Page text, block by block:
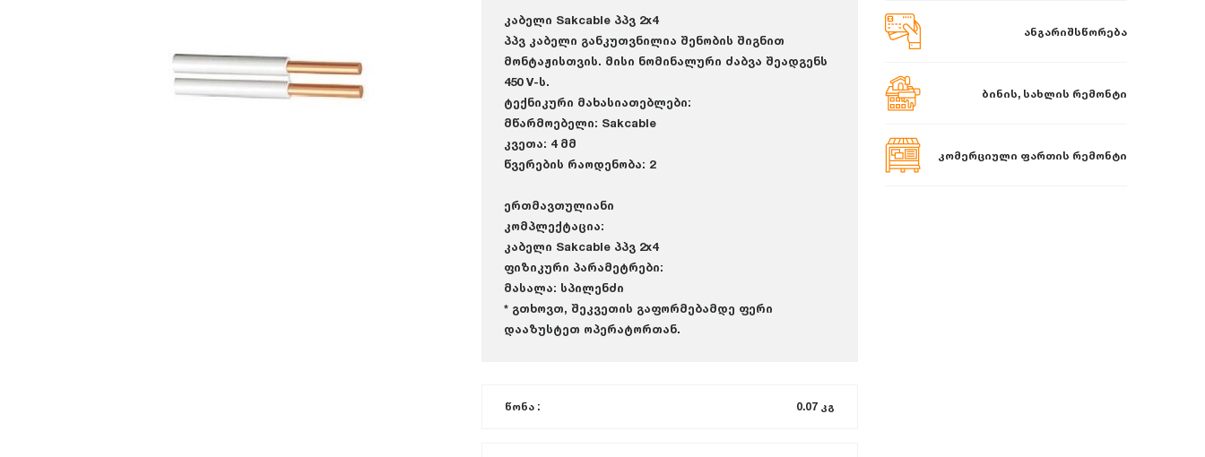
კაბელი Sakcable პპვ 2x4
პპვ კაბელი განკუთვნილია შენობის შიგნით
მონტაჟისთვის. მისი ნომინალური ძაბვა შეადგენს
450 V-ს.
ტექნიკური მახასიათებლები:
მწარმოებელი: Sakcable
კვეთა: 4 მმ
წვერების რაოდენობა: 2
ერთმავთულიანი
კომპლექტაცია:
კაბელი Sakcable პპვ 2x4
ფიზიკური პარამეტრები:
მასალა: სპილენძი
* გთხოვთ, შეკვეთის გაფორმებამდე ფერი
დააზუსტეთ ოპერატორთან.
წონა : 0.07 კგ
ანგარიშსწორება
ბინის, სახლის რემონტი
კომერციული ფართის რემონტი